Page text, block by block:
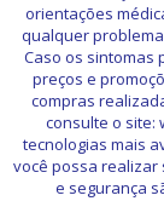
orientações
qualquer
Caso os sintomas
preços e
compras
consulte o site:
tecnologias mais
você possa realizar
e segurança